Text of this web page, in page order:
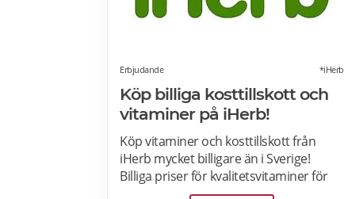
Erbjudande *iHerb
Köp billiga kosttillskott och
vitaminer på iHerb!
Köp vitaminer och kosttillskott från
iHerb mycket billigare än i Sverige!
Billiga priser för kvalitetsvitaminer för
seniorer, kolloidalt silver, lions mane,